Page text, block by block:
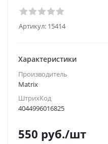
Артикул: 15414
Характеристики
Производитель
Matrix
ШтрихКод
4044996016825
550 руб./шт